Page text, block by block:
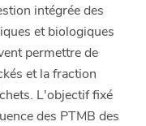
intégrée des
et biologiques
permettre de
et la fraction
L'objectif fixé
des PTMB des